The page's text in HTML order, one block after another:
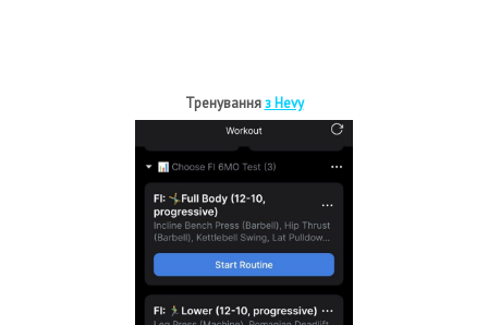
Тренуванняз Hevy